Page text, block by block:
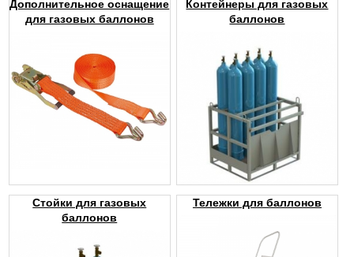
Дополнительное оснащение
для газовых баллонов
Контейнеры для газовых
баллонов
Стойки для газовых
баллонов
Тележки для баллонов